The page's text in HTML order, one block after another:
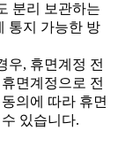
분리 보관하는
통지 가능한 방
우, 휴면계정 전
면계정으로 전
의에 따라 휴면
있습니다.